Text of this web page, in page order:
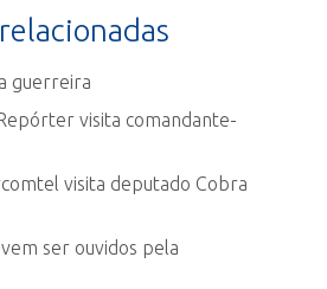
guerreira
visita comandante-
visita deputado Cobra
ser ouvidos pela